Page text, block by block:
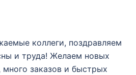
коллеги, поздравляем
и труда! Желаем новых
заказов и быстрых